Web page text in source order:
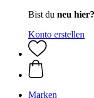
Bist du neu hier?
Konto erstellen
Marken